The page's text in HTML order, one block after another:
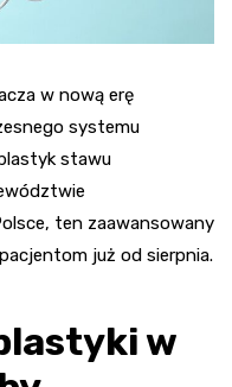
w nową erę
systemu
stawu
ten zaawansowany
już od sierpnia.
w